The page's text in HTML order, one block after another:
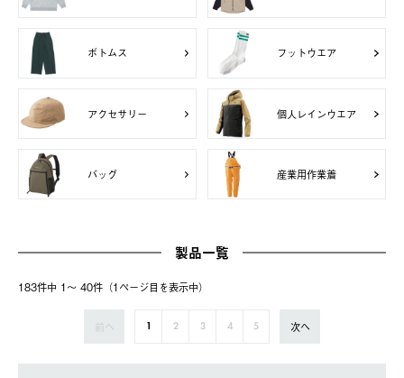
ボトムス フットウエア
アクセサリー 個人レインウエア
バッグ 産業用作業着
製品一覧
183件中 1〜 40件（1ページ⽬を表⽰中）
前へ 1 2 3 4 5 次へ